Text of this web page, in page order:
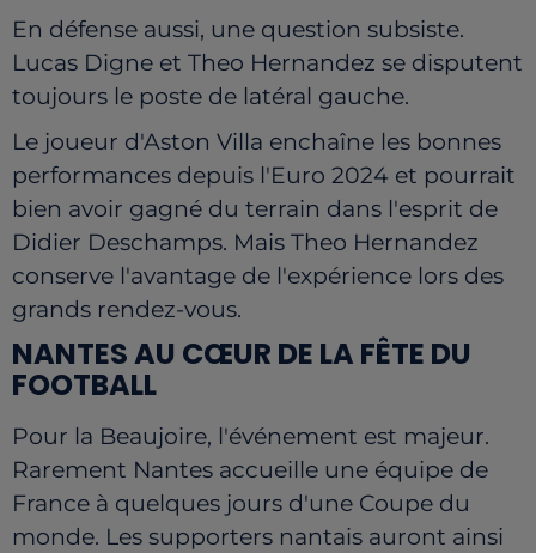
En défense aussi, une question subsiste.
Lucas Digne et Theo Hernandez se disputent
toujours le poste de latéral gauche.
Le joueur d'Aston Villa enchaîne les bonnes
performances depuis l'Euro 2024 et pourrait
bien avoir gagné du terrain dans l'esprit de
Didier Deschamps. Mais Theo Hernandez
conserve l'avantage de l'expérience lors des
grands rendez-vous.
NANTES AU CŒUR DE LA FÊTE DU
FOOTBALL
Pour la Beaujoire, l'événement est majeur.
Rarement Nantes accueille une équipe de
France à quelques jours d'une Coupe du
monde. Les supporters nantais auront ainsi